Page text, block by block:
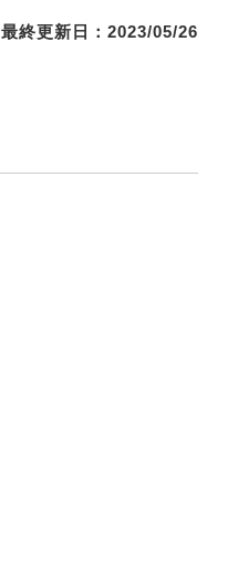
最終更新日：2023/05/26